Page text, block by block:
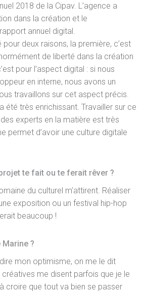
2018 de la Cipav. L’agence a
dans la création et le
annuel digital.
pour deux raisons, la première, c’est
de liberté dans la création
pour l’aspect digital : si nous
en interne, nous avons un
travaillons sur cet aspect précis.
été très enrichissant. Travailler sur ce
experts en la matière est très
permet d’avoir une culture digitale
te fait ou te ferait rêver ?
du culturel m’attirent. Réaliser
exposition ou un festival hip-hop
beaucoup !
Marine ?
mon optimisme, on me le dit
me disent parfois que je le
croire que tout va bien se passer